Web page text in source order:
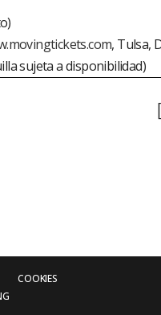
, Tulsa,
sujeta a disponibilidad)
COOKIES